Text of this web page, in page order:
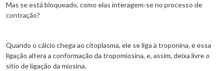
Mas se está bloqueado, como elas interagem-se no processo de
contração?
Quando o cálcio chega ao citoplasma, ele se liga à troponina, e essa
ligação altera a conformação da tropomiosina, e, assim, deixa livre o
sítio de ligação da miosina.